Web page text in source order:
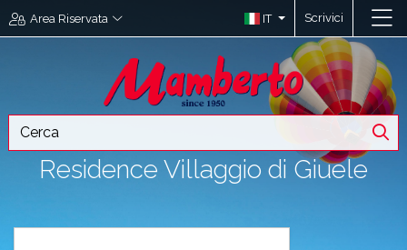
Area Riservata IT Scrivici
Residence Villaggio di Giuele